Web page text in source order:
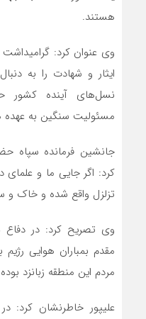
هستند.
وی عنوان کرد:
ایثار و شهادت را به
نسل‌های آینده
مسئولیت سنگین به
جانشین فرمانده سپاه
کرد: اگر جایی ما و علمای
تزلزل واقع شده و خاک و
وی تصریح کرد: در
مقدم بمباران هوایی
مردم این منطقه زبانزد
علیپور خاطرنشان